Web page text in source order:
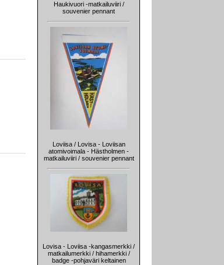
Haukivuori -matkailuviiri /
souvenier pennant
Loviisa / Lovisa - Loviisan
atomivoimala - Hästholmen -
matkailuviiri / souvenier pennant
Lovisa - Loviisa -kangasmerkki /
matkailumerkki / hihamerkki /
badge -pohjaväri keltainen